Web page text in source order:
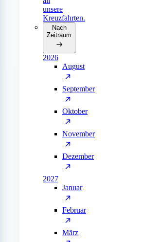
unsere
Kreuzfahrten.
Nach
Zeitraum
2026
August
September
Oktober
November
Dezember
2027
Januar
Februar
März